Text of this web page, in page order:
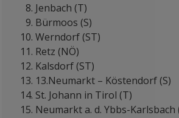
Jenbach (T)
Bürmoos (S)
Werndorf (ST)
Retz (NÖ)
Kalsdorf (ST)
13.Neumarkt – Köstendorf (S)
St. Johann in Tirol (T)
Neumarkt a. d. Ybbs-Karlsbach